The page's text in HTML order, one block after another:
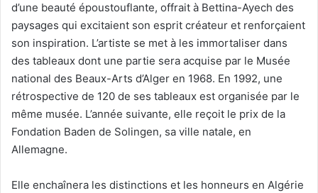
d’une beauté époustouflante, offrait à Bettina-Ayech des
paysages qui excitaient son esprit créateur et renforçaient
son inspiration. L’artiste se met à les immortaliser dans
des tableaux dont une partie sera acquise par le Musée
national des Beaux-Arts d’Alger en 1968. En 1992, une
rétrospective de 120 de ses tableaux est organisée par le
même musée. L’année suivante, elle reçoit le prix de la
Fondation Baden de Solingen, sa ville natale, en
Allemagne.
Elle enchaînera les distinctions et les honneurs en Algérie